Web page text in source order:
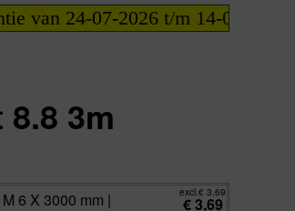
07-2026 t/m 14-08-2026
3m
6 X 3000 mm | excl.€ 3,69
€3,69